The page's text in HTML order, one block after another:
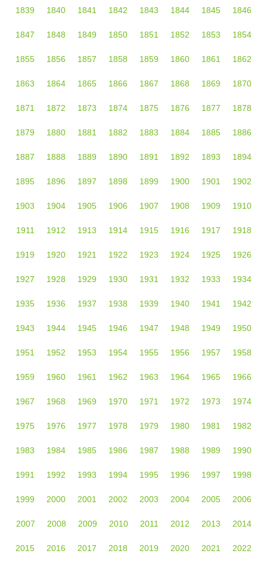
1839 1840 1841 1842 1843 1844 1845 1846
1847 1848 1849 1850 1851 1852 1853 1854
1855 1856 1857 1858 1859 1860 1861 1862
1863 1864 1865 1866 1867 1868 1869 1870
1871 1872 1873 1874 1875 1876 1877 1878
1879 1880 1881 1882 1883 1884 1885 1886
1887 1888 1889 1890 1891 1892 1893 1894
1895 1896 1897 1898 1899 1900 1901 1902
1903 1904 1905 1906 1907 1908 1909 1910
1911 1912 1913 1914 1915 1916 1917 1918
1919 1920 1921 1922 1923 1924 1925 1926
1927 1928 1929 1930 1931 1932 1933 1934
1935 1936 1937 1938 1939 1940 1941 1942
1943 1944 1945 1946 1947 1948 1949 1950
1951 1952 1953 1954 1955 1956 1957 1958
1959 1960 1961 1962 1963 1964 1965 1966
1967 1968 1969 1970 1971 1972 1973 1974
1975 1976 1977 1978 1979 1980 1981 1982
1983 1984 1985 1986 1987 1988 1989 1990
1991 1992 1993 1994 1995 1996 1997 1998
1999 2000 2001 2002 2003 2004 2005 2006
2007 2008 2009 2010 2011 2012 2013 2014
2015 2016 2017 2018 2019 2020 2021 2022